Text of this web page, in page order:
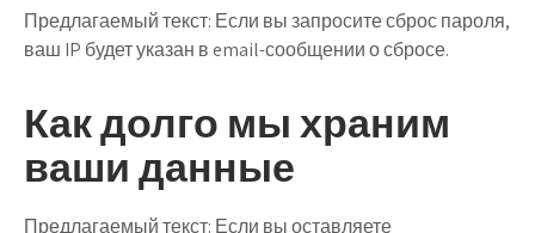
Предлагаемый текст: Если вы запросите сброс пароля,
ваш IP будет указан в email-сообщении о сбросе.
Как долго мы храним
ваши данные
Предлагаемый текст: Если вы оставляете